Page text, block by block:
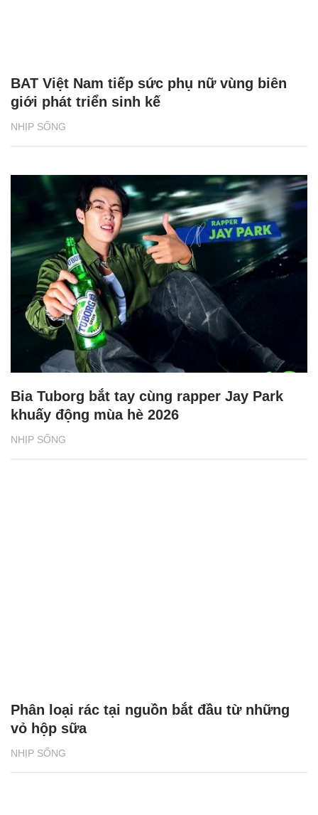
NHỊP SỐNG
BAT Việt Nam tiếp sức phụ nữ vùng biên
giới phát triển sinh kế
NHỊP SỐNG
Bia Tuborg bắt tay cùng rapper Jay Park
khuấy động mùa hè 2026
NHỊP SỐNG
Phân loại rác tại nguồn bắt đầu từ những
vỏ hộp sữa